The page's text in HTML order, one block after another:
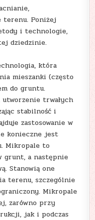
terenu. Poniżej
i technologie,
dziedzinie.
która
mieszanki (często
do gruntu.
trwałych
stabilność i
zastosowanie w
konieczne jest
Mikropale to
grunt, a następnie
Stanowią one
terenu, szczególnie
Mikropale
zarówno przy
jak i podczas